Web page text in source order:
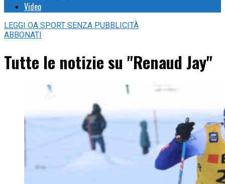
Video
LEGGI OA SPORT SENZA PUBBLICITÀ
ABBONATI
Tutte le notizie su "Renaud Jay"